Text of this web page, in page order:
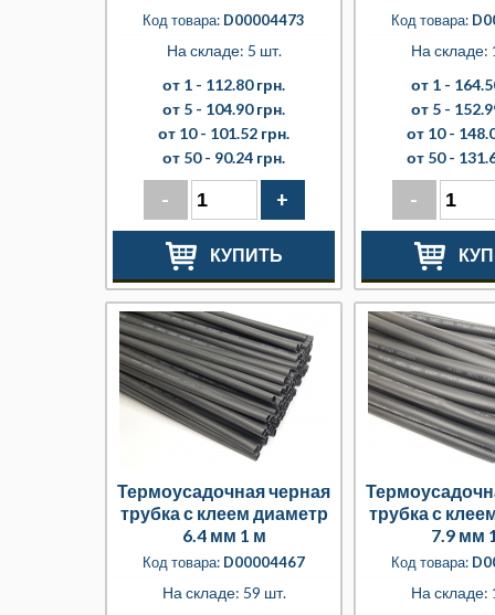
Код товара: D00004473
На складе: 5 шт.
от 1 - 112.80 грн.
от 5 - 104.90 грн.
от 10 - 101.52 грн.
от 50 - 90.24 грн.
- +
КУПИТЬ
Код товара:
На складе:
от 1 -
от 5 -
от 10 -
от 50 -
-
Термоусадочная черная
трубка с клеем диаметр
6.4 мм 1 м
Код товара: D00004467
На складе: 59 шт.
трубка с
7.9 мм
Код товара:
На складе: